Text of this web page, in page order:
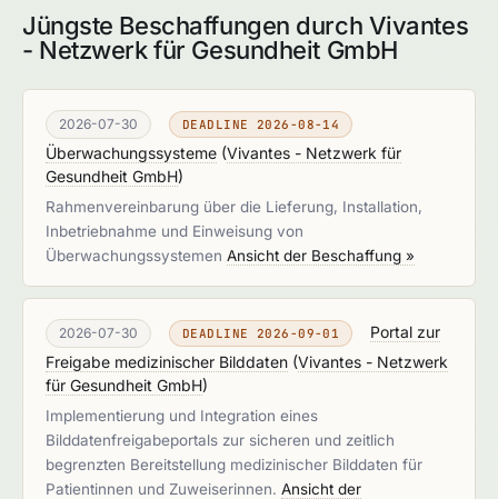
Jüngste Beschaffungen durch Vivantes
- Netzwerk für Gesundheit GmbH
2026-07-30 DEADLINE 2026-08-14
Überwachungssysteme (Vivantes - Netzwerk für
Gesundheit GmbH)
Rahmenvereinbarung über die Lieferung, Installation,
Inbetriebnahme und Einweisung von
Überwachungssystemen Ansicht der Beschaffung »
2026-07-30 DEADLINE 2026-09-01
Portal zur
Freigabe medizinischer Bilddaten (Vivantes - Netzwerk
für Gesundheit GmbH)
Implementierung und Integration eines
Bilddatenfreigabeportals zur sicheren und zeitlich
begrenzten Bereitstellung medizinischer Bilddaten für
Patientinnen und Zuweiserinnen. Ansicht der